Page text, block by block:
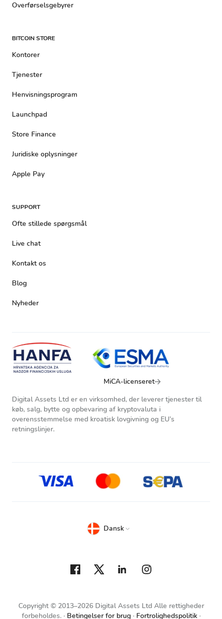
Overførselsgebyrer
BITCOIN STORE
Kontorer
Tjenester
Henvisningsprogram
Launchpad
Store Finance
Juridiske oplysninger
Apple Pay
SUPPORT
Ofte stillede spørgsmål
Live chat
Kontakt os
Blog
Nyheder
MiCA-licenseret
Digital Assets Ltd er en virksomhed, der leverer tjenester til
køb, salg, bytte og opbevaring af kryptovaluta i
overensstemmelse med kroatisk lovgivning og EU’s
retningslinjer.
Copyright © 2013–2026 Digital Assets Ltd Alle rettigheder
forbeholdes.
Betingelser for brug Fortrolighedspolitik
Dansk